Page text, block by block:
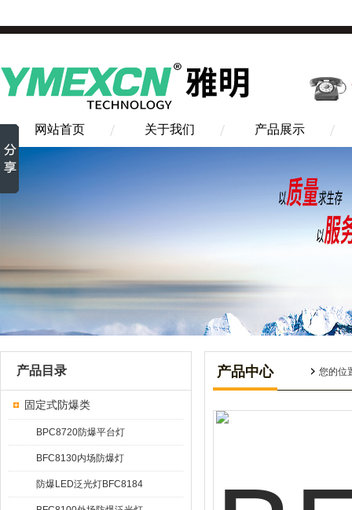
网站首页 关于我们 产品展示
产品目录
固定式防爆类
BPC8720防爆平台灯
BFC8130内场防爆灯
防爆LED泛光灯BFC8184
产品中心 您的位